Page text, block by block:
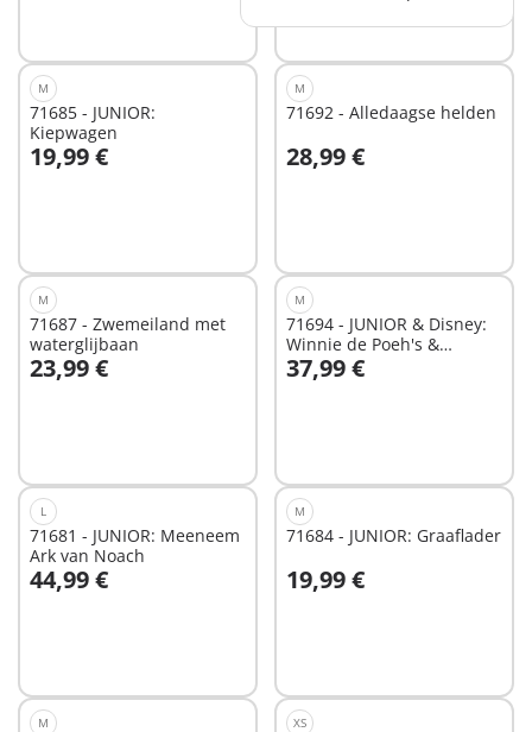
M
71685 - JUNIOR:
Kiepwagen
19,99 €
In winkelwagen
M
71692 - Alledaagse helden
28,99 €
In winkelwagen
M
71687 - Zwemeiland met
waterglijbaan
23,99 €
In winkelwagen
M
71694 - JUNIOR & Disney:
Winnie de Poeh's &
Teigetje's Bijentuin
37,99 €
In winkelwagen
L
71681 - JUNIOR: Meeneem
Ark van Noach
44,99 €
In winkelwagen
M
71684 - JUNIOR: Graaflader
19,99 €
In winkelwagen
M XS